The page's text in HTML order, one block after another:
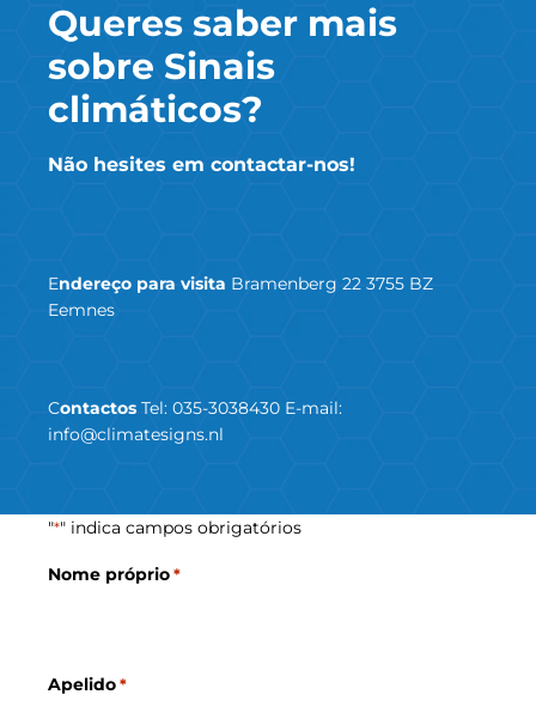
Queres saber mais
sobre Sinais
climáticos?
Não hesites em contactar-nos!
Endereço para visita Bramenberg 22 3755 BZ
Eemnes
Contactos Tel: 035-3038430 E-mail:
info@climatesigns.nl
"*" indica campos obrigatórios
Nome próprio *
Apelido *